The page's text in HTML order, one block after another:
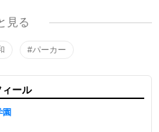
くい場合があります。
園の世界10カ国での活動費にな
見る
#パーカー
ール
園